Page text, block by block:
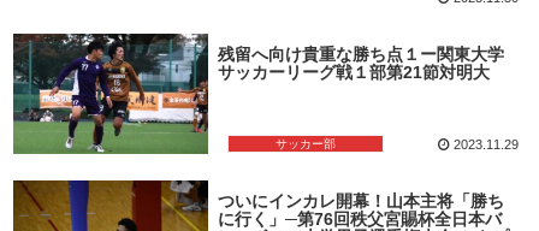
サッカー部
残留へ向け貴重な勝ち点１ー関東大学
サッカーリーグ戦１部第21節対明大
2023.11.29
ついにインカレ開幕！山本主将「勝ち
に行く」─第76回秩父宮賜杯全日本バ